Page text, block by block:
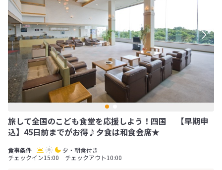
旅して全国のこども食堂を応援しよう！四国 【早期申
込】45日前までがお得♪夕食は和食会席★
夕・朝食付き
チェックイン15:00 チェックアウト10:00